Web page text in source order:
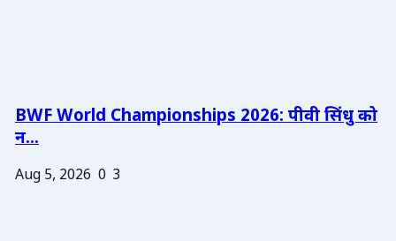
BWF World Championships 2026: पीवी सिंधु को
न...
Aug 5, 2026 0 3